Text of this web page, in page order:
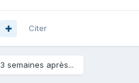
Citer
3 semaines après...